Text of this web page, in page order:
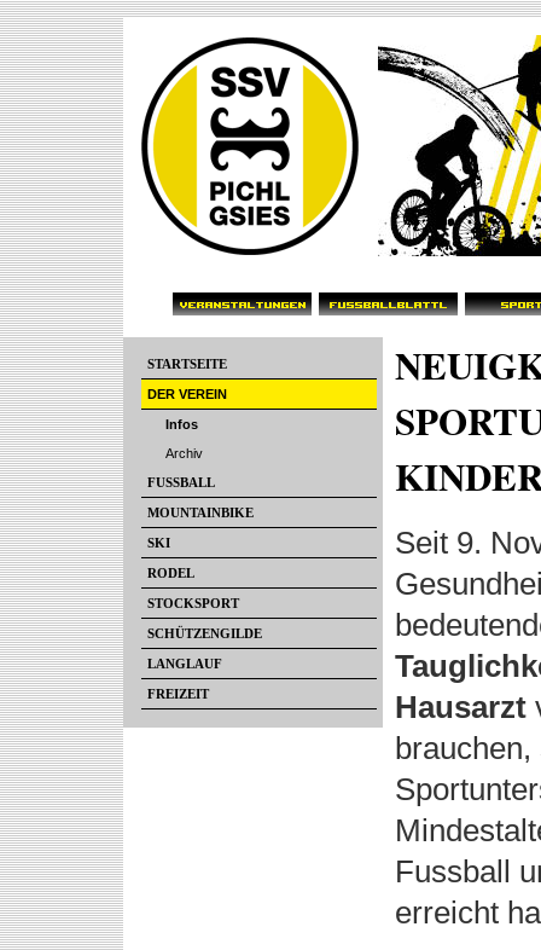
STARTSEITE
DER VEREIN
Infos
Archiv
FUSSBALL
MOUNTAINBIKE
SKI
RODEL
STOCKSPORT
SCHÜTZENGILDE
LANGLAUF
FREIZEIT
Seit 9.
Hausarzt
Fussball
erreicht